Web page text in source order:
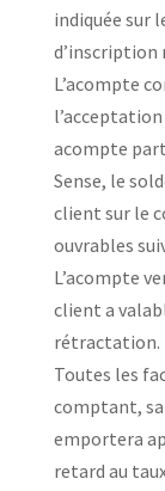
indiquée sur
d’inscription
L’acompte
l’acceptation
acompte
Sense, le
client sur le
ouvrables
L’acompte
client a
rétractation.
Toutes les
comptant,
emportera
retard au